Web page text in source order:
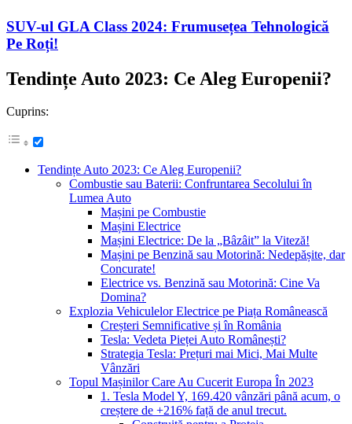
SUV-ul GLA Class 2024: Frumusețea Tehnologică
Pe Roți!
Tendințe Auto 2023: Ce Aleg Europenii?
Cuprins:
Tendințe Auto 2023: Ce Aleg Europenii?
Combustie sau Baterii: Confruntarea Secolului în
Lumea Auto
Mașini pe Combustie
Mașini Electrice
Mașini Electrice: De la „Bâzâit” la Viteză!
Mașini pe Benzină sau Motorină: Nedepășite, dar
Concurate!
Electrice vs. Benzină sau Motorină: Cine Va
Domina?
Explozia Vehiculelor Electrice pe Piața Românească
Creșteri Semnificative și în România
Tesla: Vedeta Pieței Auto Românești?
Strategia Tesla: Prețuri mai Mici, Mai Multe
Vânzări
Topul Mașinilor Care Au Cucerit Europa În 2023
1. Tesla Model Y, 169.420 vânzări până acum, o
creștere de +216% față de anul trecut.